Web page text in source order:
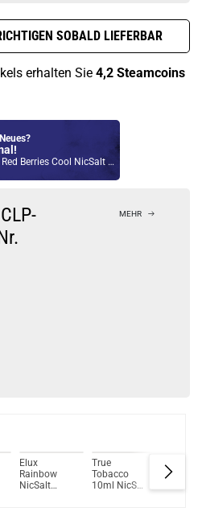
SOBALD LIEFERBAR
erhalten Sie 4,2 Steamcoins
Cool NicSalt Liquid by InnoCigs 0 mg / 10ml
1500mAh 6,0ml Pod Kit Blau
MEHR
Elux
Rainbow
NicSalt
True
Tobacco
10ml NicSalt
Cok
Remake